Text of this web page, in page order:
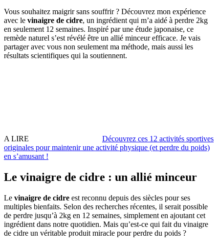
Vous souhaitez maigrir sans souffrir ? Découvrez mon expérience
avec le vinaigre de cidre, un ingrédient qui m’a aidé à perdre 2kg
en seulement 12 semaines. Inspiré par une étude japonaise, ce
remède naturel s’est révélé être un allié minceur efficace. Je vais
partager avec vous non seulement ma méthode, mais aussi les
résultats scientifiques qui la soutiennent.
A LIRE
Découvrez ces 12 activités sportives
originales pour maintenir une activité physique (et perdre du poids)
en sʼamusant !
Le vinaigre de cidre : un allié minceur
Le vinaigre de cidre est reconnu depuis des siècles pour ses
multiples bienfaits. Selon des recherches récentes, il serait possible
de perdre jusqu’à 2kg en 12 semaines, simplement en ajoutant cet
ingrédient dans notre quotidien. Mais qu’est-ce qui fait du vinaigre
de cidre un véritable produit miracle pour perdre du poids ?